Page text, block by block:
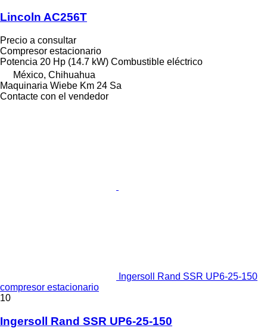
Lincoln AC256T
Precio a consultar
Compresor estacionario
Potencia 20 Hp (14.7 kW) Combustible eléctrico
México, Chihuahua
Maquinaria Wiebe Km 24 Sa
Contacte con el vendedor
Ingersoll Rand SSR UP6-25-150
compresor estacionario
10
Ingersoll Rand SSR UP6-25-150